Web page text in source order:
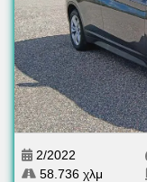
2/2022
58.736 χλμ